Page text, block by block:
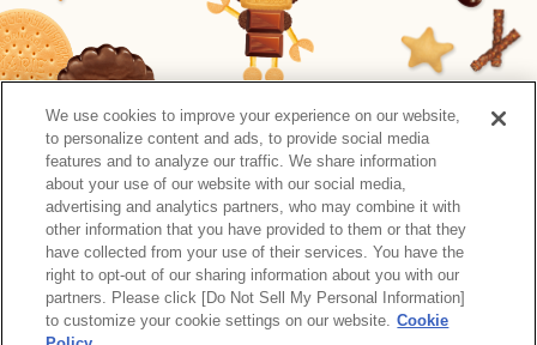
森永製菓公式アカウント一覧
サイトマップ RSSの配信について
プライバシーポリシー
ウェブアクセシビリティ
ご利用規約 リンク
We use cookies to improve your experience on our website,
to personalize content and ads, to provide social media
features and to analyze our traffic. We share information
about your use of our website with our social media,
advertising and analytics partners, who may combine it with
other information that you have provided to them or that they
have collected from your use of their services. You have the
right to opt-out of our sharing information about you with our
partners. Please click [Do Not Sell My Personal Information]
to customize your cookie settings on our website. Cookie